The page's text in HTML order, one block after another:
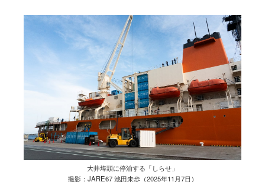
大井埠頭に停泊する「しらせ」
撮影：JARE67 池田未歩（2025年11月7日）